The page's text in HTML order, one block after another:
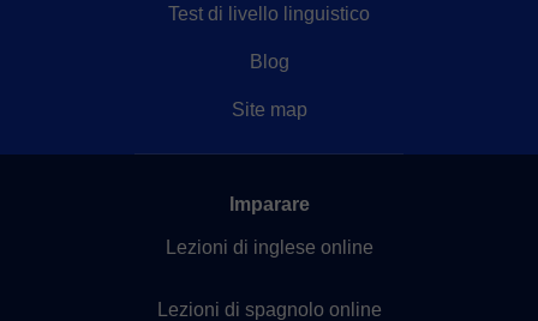
Test di livello linguistico
Blog
Site map
Imparare
Lezioni di inglese online
Lezioni di spagnolo online